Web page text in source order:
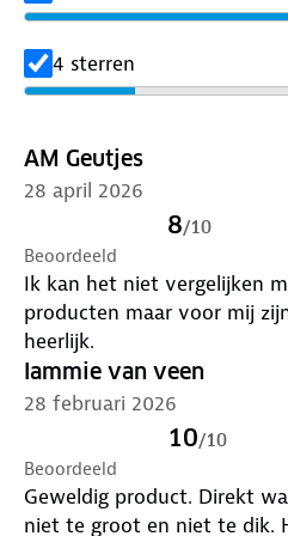
stand en buitentemperatuur)
Niet geschikt voor jonge
maanden tot 80% op voor
4 sterren
AM Geutjes
28 april 2026
8/10
Beoordeeld
Ik kan het niet vergelijken
producten maar voor mij
heerlijk.
lammie van veen
28 februari 2026
10/10
Beoordeeld
Geweldig product. Direkt
niet te groot en niet te dik.